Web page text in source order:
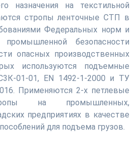
назначения на текстильной
стропы ленточные СТП в
Федеральных норм и
безопасности
опасных производственных
используются подъемные
01-01, EN 1492-1-2000 и ТУ
Применяются 2-х петлевые
на промышленных,
предприятиях в качестве
для подъема грузов.